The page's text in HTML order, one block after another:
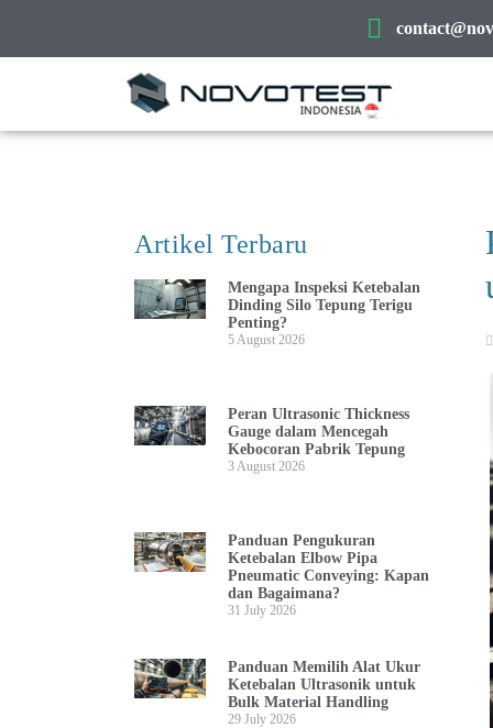
Artikel Terbaru
Mengapa Inspeksi Ketebalan
Dinding Silo Tepung Terigu
Penting?
5 August 2026
Peran Ultrasonic Thickness
Gauge dalam Mencegah
Kebocoran Pabrik Tepung
3 August 2026
Panduan Pengukuran
Ketebalan Elbow Pipa
Pneumatic Conveying: Kapan
dan Bagaimana?
31 July 2026
Panduan Memilih Alat Ukur
Ketebalan Ultrasonik untuk
Bulk Material Handling
29 July 2026